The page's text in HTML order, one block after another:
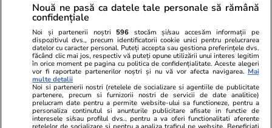
PARTENERI
Nouă ne pasă ca datele tale personale să rămână
confidențiale
Noi și partenerii noștri 596 stocăm și/sau accesăm informații pe
dispozitivul dvs., precum identificatorii cookie unici pentru prelucrarea
datelor cu caracter personal. Puteți accepta sau gestiona preferințele dvs.
făcând clic mai jos, respectiv vă puteți opune utilizării unui interes legitim
în orice moment pe pagina cu politica de confidențialitate. Aceste alegeri
vor fi raportate partenerilor noștri și nu vă vor afecta navigarea. Mai
multe detalii
Noi si partenerii nostri (retelele de socializare si agentiile de publicitate
partenere, precum si furnizorii nostri de servicii de date analitice)
prelucram date pentru a permite website-ului sa functioneze, pentru a
personaliza continutul si anunturile publicitare afisate in functie de
interesele si/sau profilul dvs., pentru a va oferi functionalitati aferente